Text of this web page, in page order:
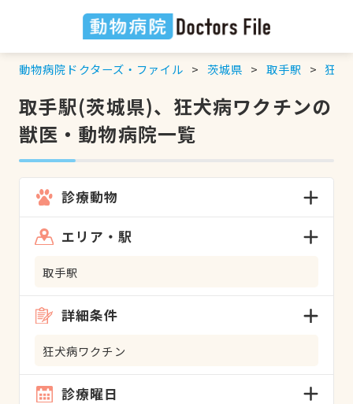
動物病院ドクターズ・ファイル 茨城県 取手駅 狂犬
取手駅(茨城県)、狂犬病ワクチンの
獣医・動物病院一覧
診療動物
エリア・駅
取手駅
詳細条件
狂犬病ワクチン
診療曜日